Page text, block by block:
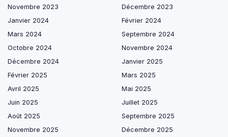
Novembre 2023
Décembre 2023
Janvier 2024
Février 2024
Mars 2024
Septembre 2024
Octobre 2024
Novembre 2024
Décembre 2024
Janvier 2025
Février 2025
Mars 2025
Avril 2025
Mai 2025
Juin 2025
Juillet 2025
Août 2025
Septembre 2025
Novembre 2025
Décembre 2025